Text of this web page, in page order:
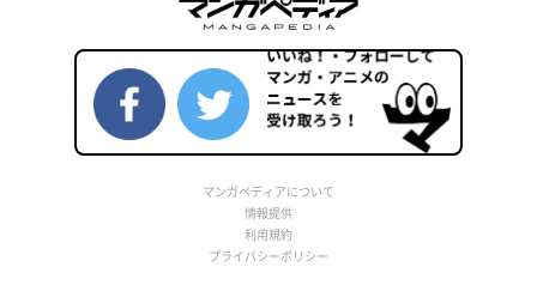
マンガペディアについて
情報提供
利用規約
プライバシーポリシー